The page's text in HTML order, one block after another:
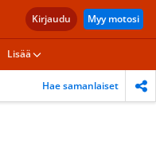
Kirjaudu Myy motosi
Lisää
Hae samanlaiset